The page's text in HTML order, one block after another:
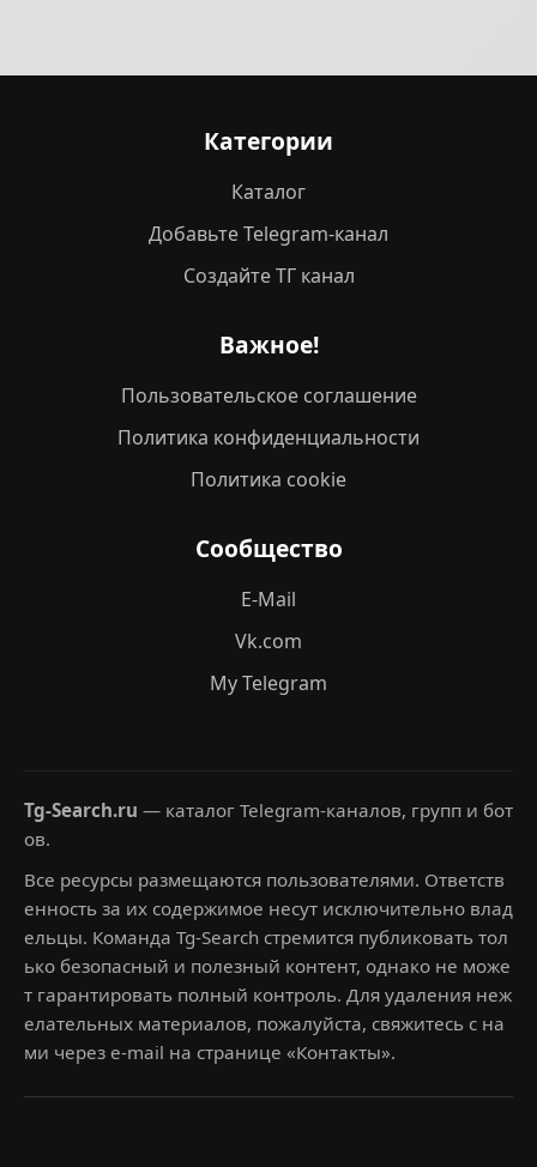
Категории
Каталог
Добавьте Telegram-канал
Создайте ТГ канал
Важное!
Пользовательское соглашение
Политика конфиденциальности
Политика cookie
Сообщество
E-Mail
Vk.com
My Telegram
Tg-Search.ru — каталог Telegram-каналов, групп и бот
ов.
Все ресурсы размещаются пользователями. Ответств
енность за их содержимое несут исключительно влад
ельцы. Команда Tg-Search стремится публиковать тол
ько безопасный и полезный контент, однако не може
т гарантировать полный контроль. Для удаления неж
елательных материалов, пожалуйста, свяжитесь с на
ми через e-mail на странице «Контакты».